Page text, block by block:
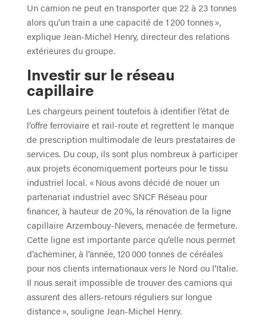
Un camion ne peut en transporter que 22 à 23 tonnes
alors qu’un train a une capacité de 1 200 tonnes »,
explique Jean-Michel Henry, directeur des relations
extérieures du groupe.
Investir sur le réseau
capillaire
Les chargeurs peinent toutefois à identifier l’état de
l’offre ferroviaire et rail-route et regrettent le manque
de prescription multimodale de leurs prestataires de
services. Du coup, ils sont plus nombreux à participer
aux projets économiquement porteurs pour le tissu
industriel local. « Nous avons décidé de nouer un
partenariat industriel avec SNCF Réseau pour
financer, à hauteur de 20 %, la rénovation de la ligne
capillaire Arzembouy-Nevers, menacée de fermeture.
Cette ligne est importante parce qu’elle nous permet
d’acheminer, à l’année, 120 000 tonnes de céréales
pour nos clients internationaux vers le Nord ou l’Italie.
Il nous serait impossible de trouver des camions qui
assurent des allers-retours réguliers sur longue
distance », souligne Jean-Michel Henry.